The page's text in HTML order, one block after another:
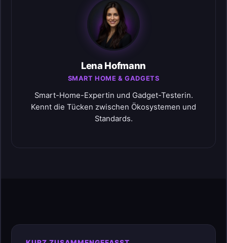
Lena Hofmann
SMART HOME & GADGETS
Smart-Home-Expertin und Gadget-Testerin.
Kennt die Tücken zwischen Ökosystemen und
Standards.